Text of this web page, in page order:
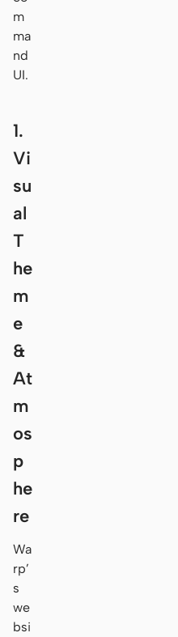
m
ma
nd
UI.
1.
Vi
su
al
T
he
m
e
&
At
m
os
p
he
re
Wa
rp’
s
we
bsi